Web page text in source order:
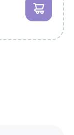
В кошик